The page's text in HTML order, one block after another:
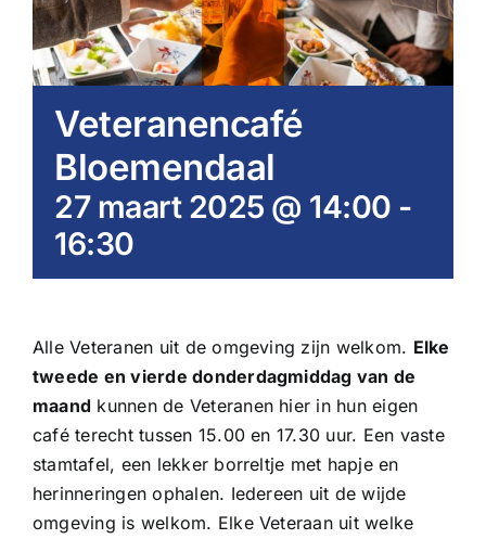
Veteranencafé
Bloemendaal
27 maart 2025 @ 14:00 -
16:30
Alle Veteranen uit de omgeving zijn welkom. Elke
tweede en vierde donderdagmiddag van de
maand kunnen de Veteranen hier in hun eigen
café terecht tussen 15.00 en 17.30 uur. Een vaste
stamtafel, een lekker borreltje met hapje en
herinneringen ophalen. Iedereen uit de wijde
omgeving is welkom. Elke Veteraan uit welke